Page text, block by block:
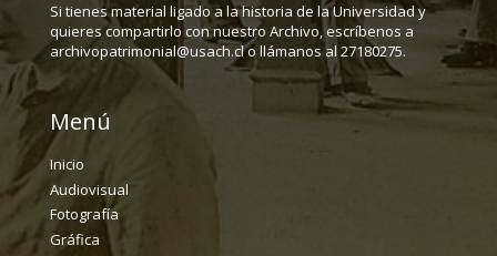
Si tienes material ligado a la historia de la Universidad y
quieres compartirlo con nuestro Archivo, escríbenos a
archivopatrimonial@usach.cl o llámanos al 27180275.
Menú
Inicio
Audiovisual
Fotografía
Gráfica